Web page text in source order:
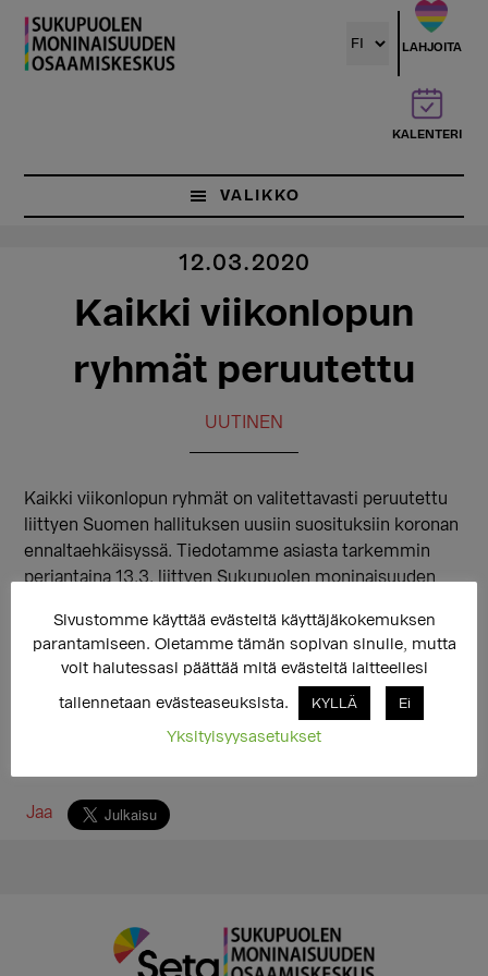
Hyppää
pääsisältöön
LAHJOITA
KALENTERI
VALIKKO
12.03.2020
Kaikki viikonlopun
ryhmät peruutettu
UUTINEN
Kaikki viikonlopun ryhmät on valitettavasti peruutettu
liittyen Suomen hallituksen uusiin suosituksiin koronan
ennaltaehkäisyssä. Tiedotamme asiasta tarkemmin
perjantaina 13.3. liittyen Sukupuolen moninaisuuden
Jaa
Sivustomme käyttää evästeitä käyttäjäkokemuksen
parantamiseen. Oletamme tämän sopivan sinulle, mutta
voit halutessasi päättää mitä evästeitä laitteellesi
tallennetaan evästeaseuksista. KYLLÄ Ei
Yksityisyysasetukset